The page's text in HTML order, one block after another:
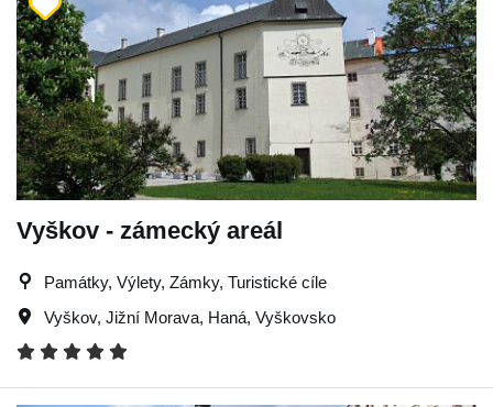
Vyškov - zámecký areál
Památky, Výlety, Zámky, Turistické cíle
Vyškov, Jižní Morava, Haná, Vyškovsko